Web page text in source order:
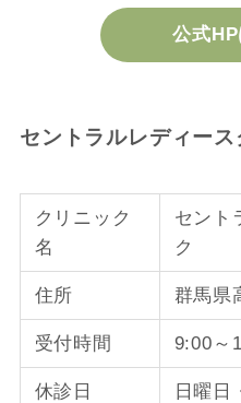
公式
セントラルレディース
クリニック
名
セント
ク
住所 群馬県
受付時間 9:00～
休診日 日曜日